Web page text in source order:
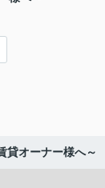
貸オーナー様へ～